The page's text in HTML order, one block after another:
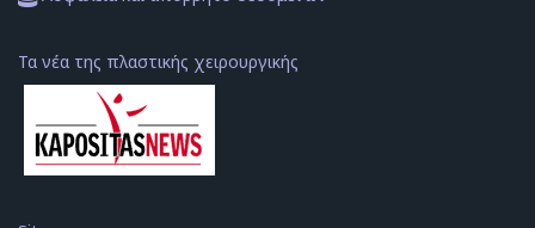
Τα νέα της πλαστικής χειρουργικής